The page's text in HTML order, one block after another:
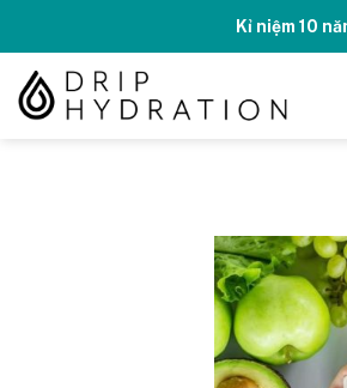
content
Kỉ niệm 10